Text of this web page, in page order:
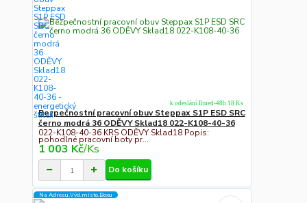
Bezpečnostní pracovní obuv Steppax S1P ESD SRC
černo modrá 36 ODĚVY Sklad18 022-K108-40-36
022-K108-40-36 KRS ODĚVY Sklad18 Popis:
pohodlné pracovní boty pr...
1 003 Kč/Ks
k odeslání Ihned-48h 18 Ks
Do košíku
Na Adresu,Výd.místo,Boxu